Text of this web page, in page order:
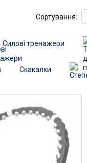
Сортування:
Cилові тренажери
Скакалки